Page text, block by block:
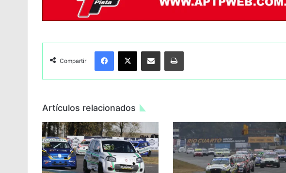
Compartir
Facebook
X Compartir por Email Imprimir
Artículos relacionados